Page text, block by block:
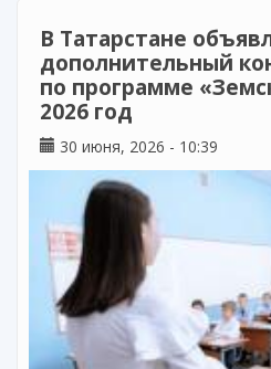
В Татарстане
дополнительный
по программе
2026 год
30 июня, 2026 - 10:39